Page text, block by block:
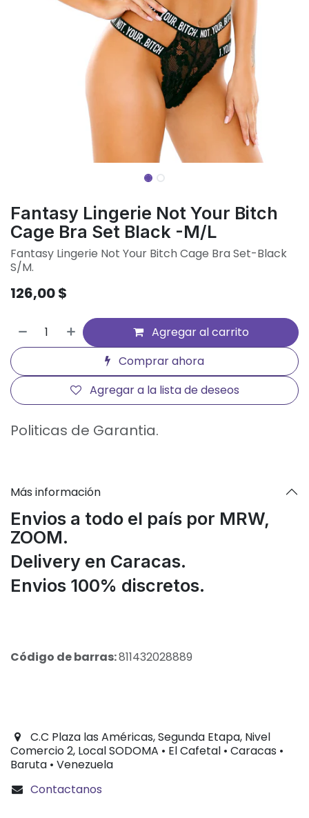
Fantasy Lingerie Not Your Bitch
Cage Bra Set Black -M/L
Fantasy Lingerie Not Your Bitch Cage Bra Set-Black
S/M.
126,00$
Agregar al carrito
Comprar ahora
Agregar a la lista de deseos
Politicas de Garantia.
Más información
Envios a todo el país por MRW,
ZOOM.
Delivery en Caracas.
Envios 100% discretos.
Código de barras:811432028889
C.C Plaza las Américas, Segunda Etapa, Nivel
Comercio 2, Local SODOMA • El Cafetal • Caracas •
Baruta • Venezuela
Contactanos